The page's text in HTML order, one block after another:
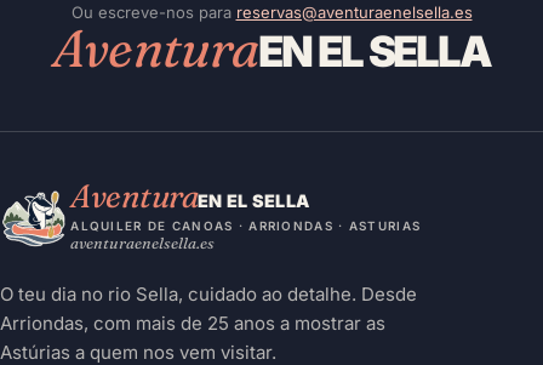
Ou escreve-nos para reservas@aventuraenelsella.es
AventuraEN EL SELLA
AventuraEN EL SELLA
ALQUILER DE CANOAS · ARRIONDAS · ASTURIAS
aventuraenelsella.es
O teu dia no rio Sella, cuidado ao detalhe. Desde
Arriondas, com mais de 25 anos a mostrar as
Astúrias a quem nos vem visitar.